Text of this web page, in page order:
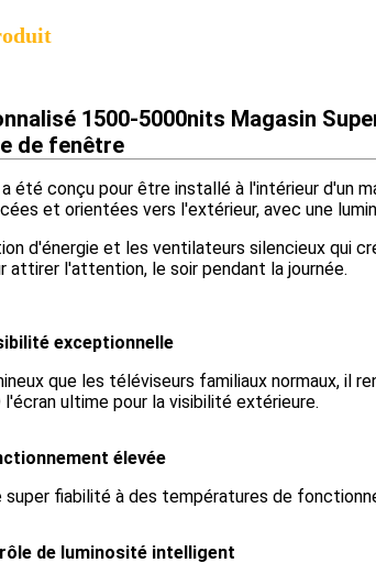
1500-5000nits Magasin
de fenêtre
été conçu pour être installé à l'intérieur d'un
et orientées vers l'extérieur, avec une
d'énergie et les ventilateurs silencieux qui
attirer l'attention, le soir pendant la journée.
exceptionnelle
que les téléviseurs familiaux normaux, il
ultime pour la visibilité extérieure.
élevée
super fiabilité à des températures de
de luminosité intelligent